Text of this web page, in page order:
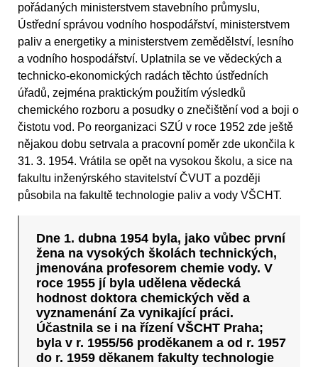
pořádaných ministerstvem stavebního průmyslu,
Ústřední správou vodního hospodářství, ministerstvem
paliv a energetiky a ministerstvem zemědělství, lesního
a vodního hospodářství. Uplatnila se ve vědeckých a
technicko-ekonomických radách těchto ústředních
úřadů, zejména praktickým použitím výsledků
chemického rozboru a posudky o znečištění vod a boji o
čistotu vod. Po reorganizaci SZÚ v roce 1952 zde ještě
nějakou dobu setrvala a pracovní poměr zde ukončila k
31. 3. 1954. Vrátila se opět na vysokou školu, a sice na
fakultu inženýrského stavitelství ČVUT a později
působila na fakultě technologie paliv a vody VŠCHT.
Dne 1. dubna 1954 byla, jako vůbec první
žena na vysokých školách technických,
jmenována profesorem chemie vody. V
roce 1955 jí byla udělena vědecká
hodnost doktora chemických věd a
vyznamenání Za vynikající práci.
Účastnila se i na řízení VŠCHT Praha;
byla v r. 1955/56 proděkanem a od r. 1957
do r. 1959 děkanem fakulty technologie